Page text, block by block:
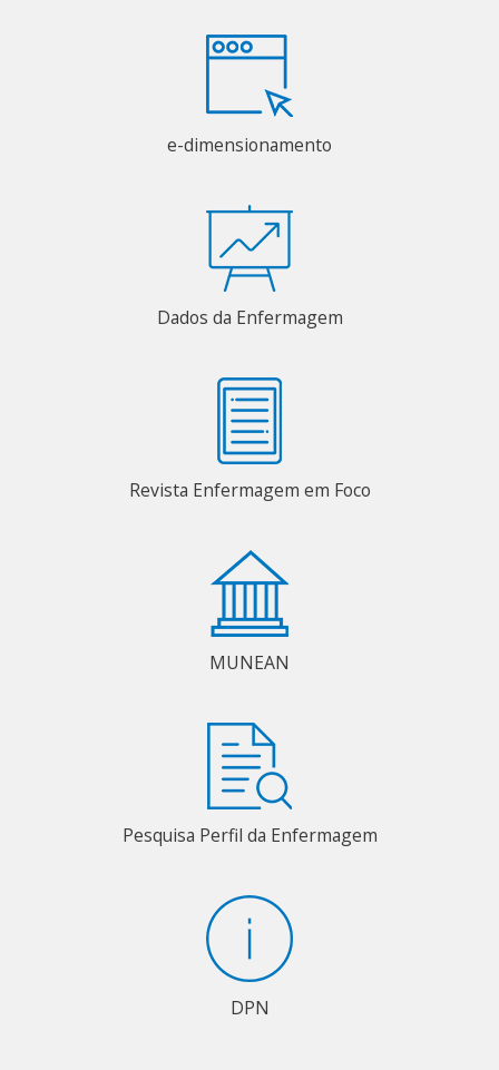
e-dimensionamento
Dados da Enfermagem
Revista Enfermagem em Foco
MUNEAN
Pesquisa Perfil da Enfermagem
DPN